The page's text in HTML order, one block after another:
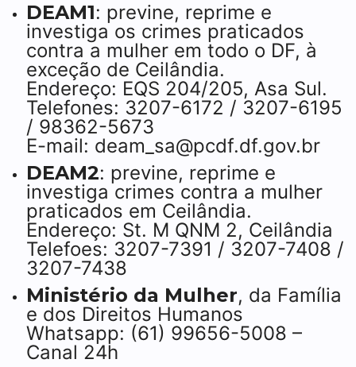
DEAM1: previne, reprime e
investiga os crimes praticados
contra a mulher em todo o DF, à
exceção de Ceilândia.
Endereço: EQS 204/205, Asa Sul.
Telefones: 3207-6172 / 3207-6195
/ 98362-5673
E-mail: deam_sa@pcdf.df.gov.br
DEAM2: previne, reprime e
investiga crimes contra a mulher
praticados em Ceilândia.
Endereço: St. M QNM 2, Ceilândia
Telefoes: 3207-7391 / 3207-7408 /
3207-7438
Ministério da Mulher, da Família
e dos Direitos Humanos
Whatsapp: (61) 99656-5008 –
Canal 24h